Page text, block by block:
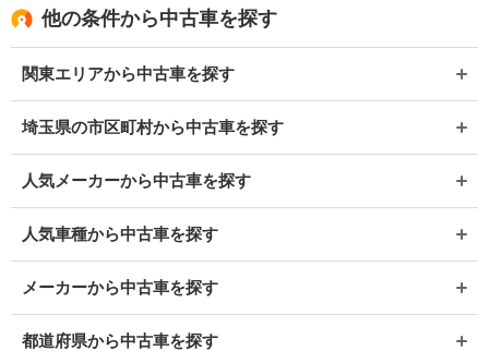
他の条件から中古車を探す
関東エリアから中古車を探す
埼玉県の市区町村から中古車を探す
人気メーカーから中古車を探す
人気車種から中古車を探す
メーカーから中古車を探す
都道府県から中古車を探す